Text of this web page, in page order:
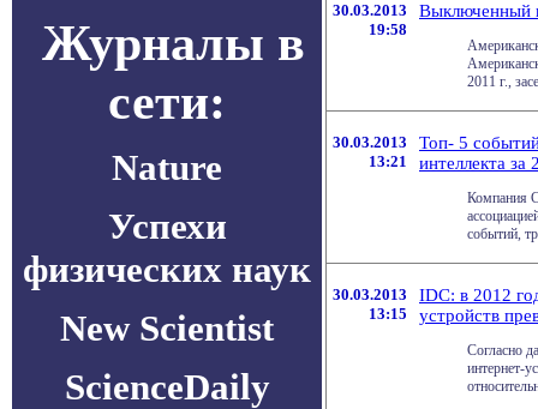
Журналы в
сети:
Nature
Успехи
физических наук
New Scientist
ScienceDaily
30.03.2013
19:58
Выключенный
2011 г.,
30.03.2013
13:21
Топ- 5
интеллекта за
Компания
событий,
30.03.2013
13:15
IDC: в 2012
устройств
Согласно
интернет-